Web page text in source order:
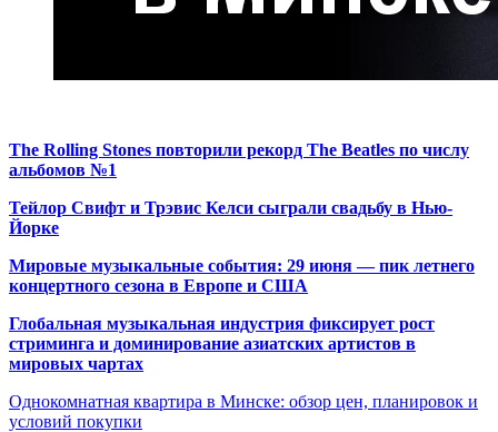
The Rolling Stones повторили рекорд The Beatles по числу
альбомов №1
Тейлор Свифт и Трэвис Келси сыграли свадьбу в Нью-
Йорке
Мировые музыкальные события: 29 июня — пик летнего
концертного сезона в Европе и США
Глобальная музыкальная индустрия фиксирует рост
стриминга и доминирование азиатских артистов в
мировых чартах
Однокомнатная квартира в Минске: обзор цен, планировок и
условий покупки